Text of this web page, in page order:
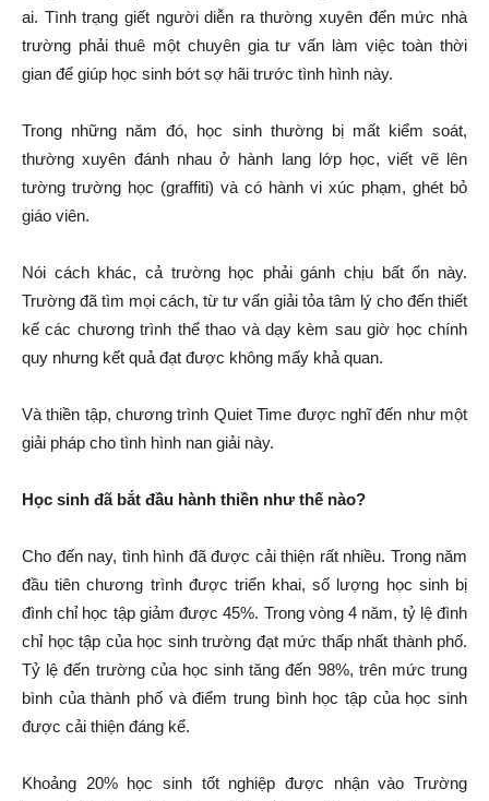
ai. Tình trạng giết người diễn ra thường xuyên đến mức nhà
trường phải thuê một chuyên gia tư vấn làm việc toàn thời
gian để giúp học sinh bớt sợ hãi trước tình hình này.
Trong những năm đó, học sinh thường bị mất kiểm soát,
thường xuyên đánh nhau ở hành lang lớp học, viết vẽ lên
tường trường học (graffiti) và có hành vi xúc phạm, ghét bỏ
giáo viên.
Nói cách khác, cả trường học phải gánh chịu bất ổn này.
Trường đã tìm mọi cách, từ tư vấn giải tỏa tâm lý cho đến thiết
kế các chương trình thể thao và dạy kèm sau giờ học chính
quy nhưng kết quả đạt được không mấy khả quan.
Và thiền tập, chương trình Quiet Time được nghĩ đến như một
giải pháp cho tình hình nan giải này.
Học sinh đã bắt đầu hành thiền như thế nào?
Cho đến nay, tình hình đã được cải thiện rất nhiều. Trong năm
đầu tiên chương trình được triển khai, số lượng học sinh bị
đình chỉ học tập giảm được 45%. Trong vòng 4 năm, tỷ lệ đình
chỉ học tập của học sinh trường đạt mức thấp nhất thành phố.
Tỷ lệ đến trường của học sinh tăng đến 98%, trên mức trung
bình của thành phố và điểm trung bình học tập của học sinh
được cải thiện đáng kể.
Khoảng 20% học sinh tốt nghiệp được nhận vào Trường